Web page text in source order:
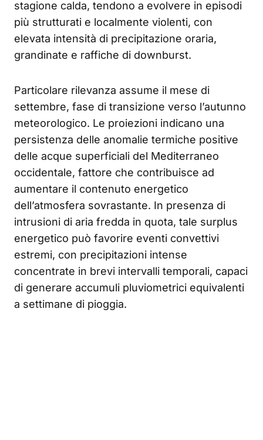
stagione calda, tendono a evolvere in episodi
più strutturati e localmente violenti, con
elevata intensità di precipitazione oraria,
grandinate e raffiche di downburst.
Particolare rilevanza assume il mese di
settembre, fase di transizione verso l’autunno
meteorologico. Le proiezioni indicano una
persistenza delle anomalie termiche positive
delle acque superficiali del Mediterraneo
occidentale, fattore che contribuisce ad
aumentare il contenuto energetico
dell’atmosfera sovrastante. In presenza di
intrusioni di aria fredda in quota, tale surplus
energetico può favorire eventi convettivi
estremi, con precipitazioni intense
concentrate in brevi intervalli temporali, capaci
di generare accumuli pluviometrici equivalenti
a settimane di pioggia.